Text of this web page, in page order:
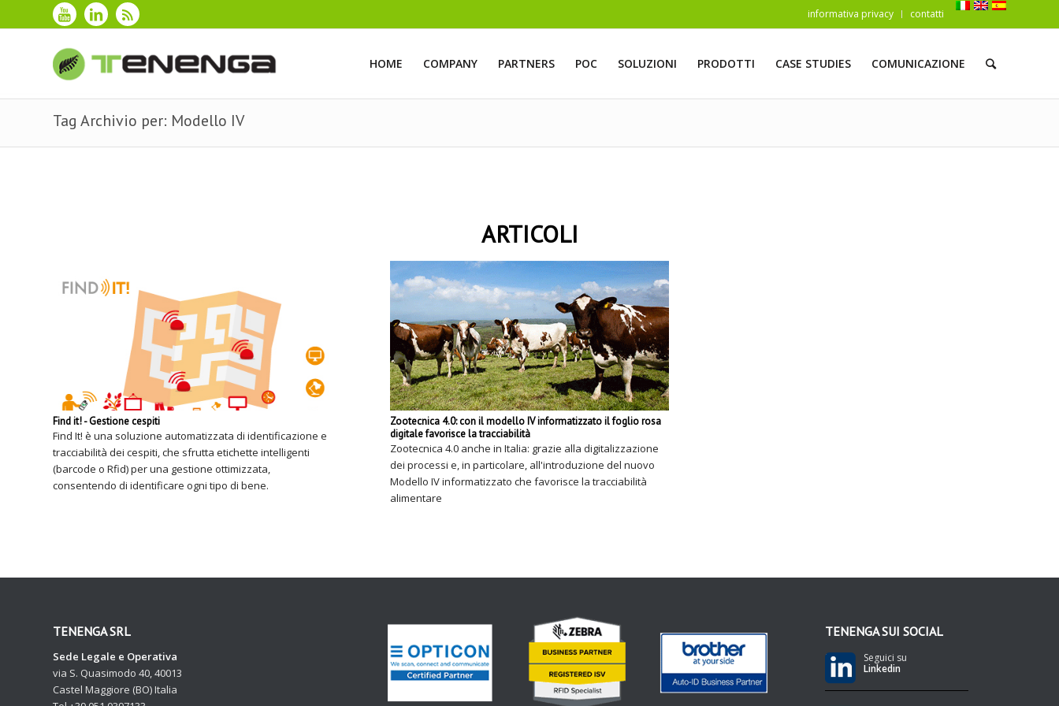
informativa privacy contatti
HOME COMPANY PARTNERS POC SOLUZIONI PRODOTTI CASE STUDIES COMUNICAZIONE
Tag Archivio per: Modello IV
ARTICOLI
Find it! - Gestione cespiti
Find It! è una soluzione automatizzata di identificazione e
tracciabilità dei cespiti, che sfrutta etichette intelligenti
(barcode o Rfid) per una gestione ottimizzata,
consentendo di identificare ogni tipo di bene.
Zootecnica 4.0: con il modello IV informatizzato il foglio rosa
digitale favorisce la tracciabilità
Zootecnica 4.0 anche in Italia: grazie alla digitalizzazione
dei processi e, in particolare, all'introduzione del nuovo
Modello IV informatizzato che favorisce la tracciabilità
alimentare
TENENGA SRL
Sede Legale e Operativa
via S. Quasimodo 40, 40013
Castel Maggiore (BO) Italia
TENENGA SUI SOCIAL
Seguici su
Linkedin